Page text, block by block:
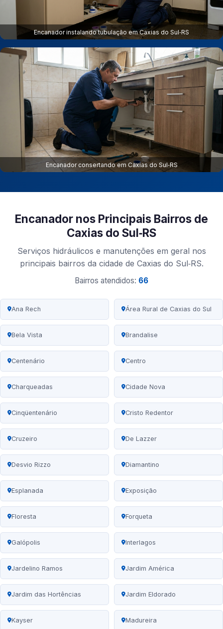
Encanador instalando tubulação em Caxias do Sul‑RS
Encanador consertando em Caxias do Sul‑RS
Encanador nos Principais Bairros de
Caxias do Sul‑RS
Serviços hidráulicos e manutenções em geral nos
principais bairros da cidade de Caxias do Sul‑RS.
Bairros atendidos: 66
Ana Rech Área Rural de Caxias do Sul
Bela Vista Brandalise
Centenário Centro
Charqueadas Cidade Nova
Cinqüentenário Cristo Redentor
Cruzeiro De Lazzer
Desvio Rizzo Diamantino
Esplanada Exposição
Floresta Forqueta
Galópolis Interlagos
Jardelino Ramos Jardim América
Jardim das Hortências Jardim Eldorado
Kayser Madureira